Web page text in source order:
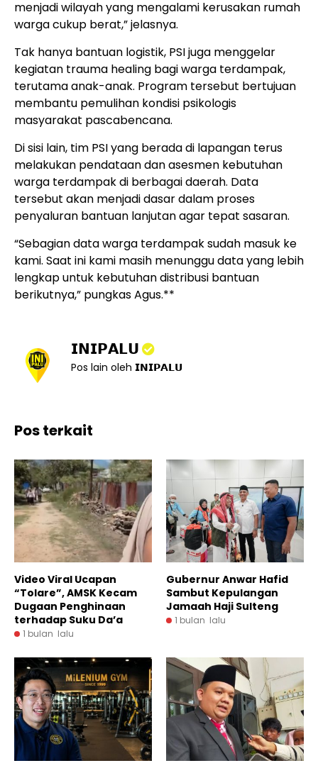
menjadi wilayah yang mengalami kerusakan rumah
warga cukup berat,” jelasnya.
Tak hanya bantuan logistik, PSI juga menggelar
kegiatan trauma healing bagi warga terdampak,
terutama anak-anak. Program tersebut bertujuan
membantu pemulihan kondisi psikologis
masyarakat pascabencana.
Di sisi lain, tim PSI yang berada di lapangan terus
melakukan pendataan dan asesmen kebutuhan
warga terdampak di berbagai daerah. Data
tersebut akan menjadi dasar dalam proses
penyaluran bantuan lanjutan agar tepat sasaran.
“Sebagian data warga terdampak sudah masuk ke
kami. Saat ini kami masih menunggu data yang lebih
lengkap untuk kebutuhan distribusi bantuan
berikutnya,” pungkas Agus.**
𝗜𝗡𝗜𝗣𝗔𝗟𝗨
Pos lain oleh 𝗜𝗡𝗜𝗣𝗔𝗟𝗨
Pos terkait
Video Viral Ucapan
“Tolare”, AMSK Kecam
Dugaan Penghinaan
terhadap Suku Da’a
1 bulan lalu
Gubernur Anwar Hafid
Sambut Kepulangan
Jamaah Haji Sulteng
1 bulan lalu